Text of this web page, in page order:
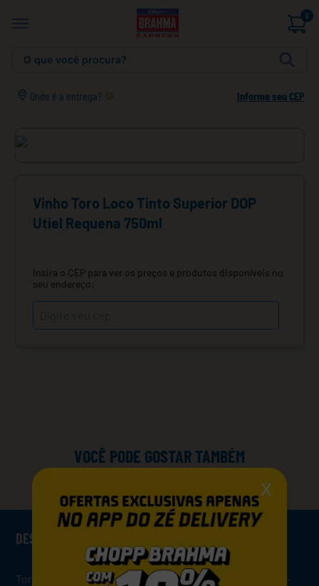
X
0
O que você procura?
Onde é a entrega? Informe seu CEP
Vinho Toro Loco Tinto Superior DOP
Utiel Requena 750ml
Insira o CEP para ver os preços e produtos disponíveis no
seu endereço:
VOCÊ PODE GOSTAR TAMBÉM
DESCRIÇÃO
Toro Loco nasceu há alguns anos, no território de Utiel-